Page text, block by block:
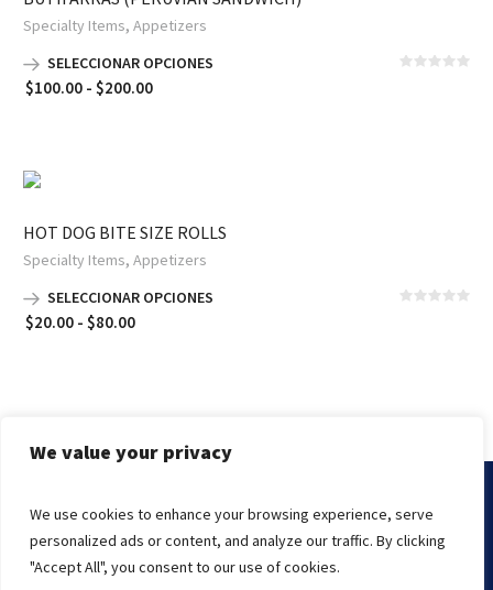
We value your privacy
We use cookies to enhance your browsing experience, serve
personalized ads or content, and analyze our traffic. By clicking
"Accept All", you consent to our use of cookies.
Specialty Items, Appetizers
SELECCIONAR OPCIONES
$100.00 - $200.00Rango
$200.00
HOT DOG BITE SIZE ROLLS
Specialty Items, Appetizers
SELECCIONAR OPCIONES
$20.00 - $80.00Rango
hasta
Marissa's Cake © 2000-2021 | The Kings Knight
Endslate, Inc.